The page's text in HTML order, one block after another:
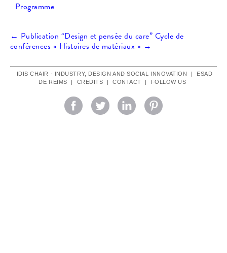
Programme
Post
navigation
← Publication “Design et pensée du care” Cycle de
conférences « Histoires de matériaux » →
IDIS CHAIR - INDUSTRY, DESIGN AND SOCIAL INNOVATION |
ESAD
DE REIMS
| CREDITS | CONTACT | FOLLOW US